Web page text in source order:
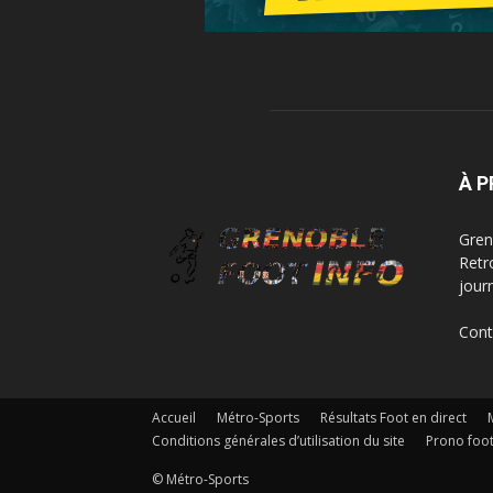
À
Accueil Métro-Sports Résultats Foot en direct
Conditions générales d’utilisation du site
Prono
© Métro-Sports